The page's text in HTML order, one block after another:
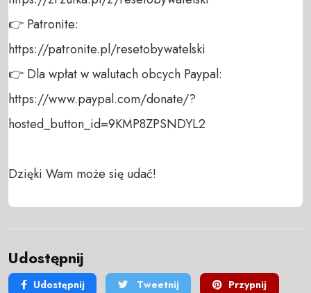
👉 Patronite:
https://patronite.pl/resetobywatelski
👉 Dla wpłat w walutach obcych Paypal:
https://www.paypal.com/donate/?
hosted_button_id=9KMP8ZPSNDYL2
Dzięki Wam może się udać!
Udostępnij
Udostępnij Tweetnij Przypnij